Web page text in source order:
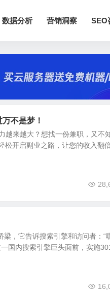
数据分析 营销洞察 SEO
不是梦！
越来越大？想找一份兼职，又不
开启副业之路，让您的收入翻倍
，它告诉搜索引擎和访问者：“
国内搜索引擎巨头面前，实施